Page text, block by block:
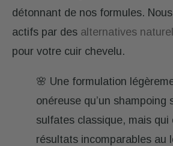
détonnant de nos formules.
actifs par des alternatives
pour votre cuir chevelu.
🌸 Une formulation
onéreuse qu’un shampoing
sulfates classique, mais qui
résultats incomparables au